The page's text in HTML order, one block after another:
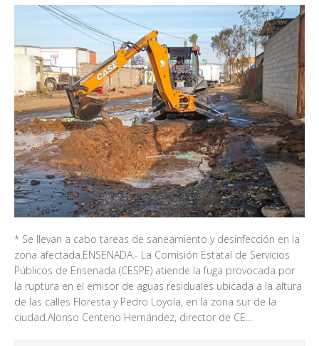
* Se llevan a cabo tareas de saneamiento y desinfección en la
zona afectada.ENSENADA.- La Comisión Estatal de Servicios
Públicos de Ensenada (CESPE) atiende la fuga provocada por
la ruptura en el emisor de aguas residuales ubicada a la altura
de las calles Floresta y Pedro Loyola, en la zona sur de la
ciudad.Alonso Centeno Hernández, director de CE...